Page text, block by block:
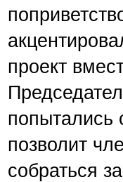
проект
попытались
позволит
собраться